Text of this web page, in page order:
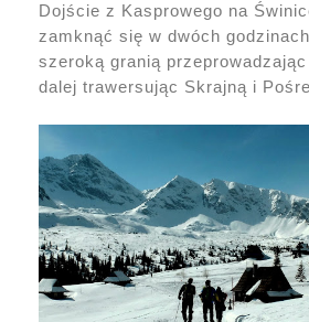
Dojście z Kasprowego na
zamknąć się w dwóch
szeroką granią
dalej trawersując Skrajną i